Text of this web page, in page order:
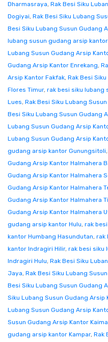
Dharmasraya, Rak Besi Siku
Dogiyai, Rak Besi Siku Lubang
Besi Siku Lubang Susun Gudang
lubang susun gudang arsip
Lubang Susun Gudang Arsip
Gudang Arsip Kantor Enrekang,
Arsip Kantor Fakfak, Rak Besi
Flores Timur, rak besi siku lubang
Lues, Rak Besi Siku Lubang
Besi Siku Lubang Susun Gudang
Lubang Susun Gudang Arsip
Lubang Susun Gudang Arsip
gudang arsip kantor Gunungsitoli,
Gudang Arsip Kantor Halmahera
Gudang Arsip Kantor Halmahera
Gudang Arsip Kantor Halmahera
Gudang Arsip Kantor Halmahera
Gudang Arsip Kantor Halmahera
gudang arsip kantor Hulu, rak
kantor Humbang Hasundutan, rak
kantor Indragiri Hilir, rak besi siku
Indragiri Hulu, Rak Besi Siku
Jaya, Rak Besi Siku Lubang
Besi Siku Lubang Susun Gudang
Siku Lubang Susun Gudang Arsip
Lubang Susun Gudang Arsip
Susun Gudang Arsip Kantor
gudang arsip kantor Kampar, Rak